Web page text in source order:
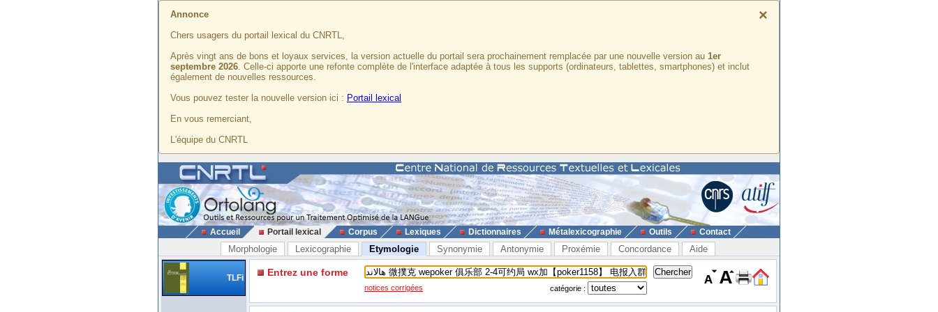
×
Annonce
Chers usagers du portail lexical du CNRTL,
Après vingt ans de bons et loyaux services, la version actuelle du portail sera prochainement remplacée par une nouvelle version au 1er
septembre 2026. Celle-ci apporte une refonte complète de l'interface adaptée à tous les supports (ordinateurs, tablettes, smartphones) et inclut
également de nouvelles ressources.
Vous pouvez tester la nouvelle version ici : Portail lexical
En vous remerciant,
L'équipe du CNRTL
Accueil Portail lexical Corpus Lexiques Dictionnaires Métalexicographie Outils Contact
Morphologie Lexicographie Etymologie Synonymie Antonymie Proxémie Concordance Aide
TLFi Entrez une forme
notices corrigées catégorie :